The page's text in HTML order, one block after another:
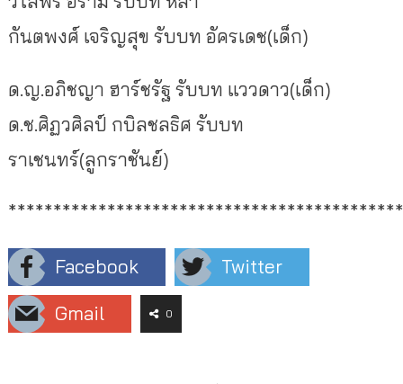
กันตพงศ์ เจริญสุข รับบท อัครเดช(เด็ก)
ด.ญ.อภิชญา ฮาร์ชรัฐ รับบท แววดาว(เด็ก)
ด.ช.ศิฏวศิลป์ กบิลชลธิศ รับบท
ราเชนทร์(ลูกราชันย์)
Facebook
Twitter
Gmail
0